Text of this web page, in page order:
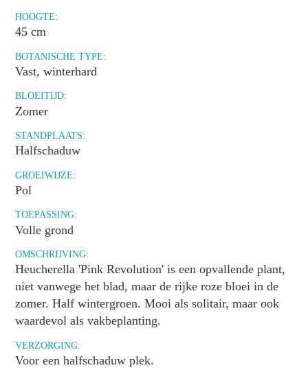
HOOGTE:
45 cm
BOTANISCHE TYPE:
Vast, winterhard
BLOEITIJD:
Zomer
STANDPLAATS:
Halfschaduw
GROEIWIJZE:
Pol
TOEPASSING:
Volle grond
OMSCHRIJVING:
Heucherella 'Pink Revolution' is een opvallende plant,
niet vanwege het blad, maar de rijke roze bloei in de
zomer. Half wintergroen. Mooi als solitair, maar ook
waardevol als vakbeplanting.
VERZORGING:
Voor een halfschaduw plek.